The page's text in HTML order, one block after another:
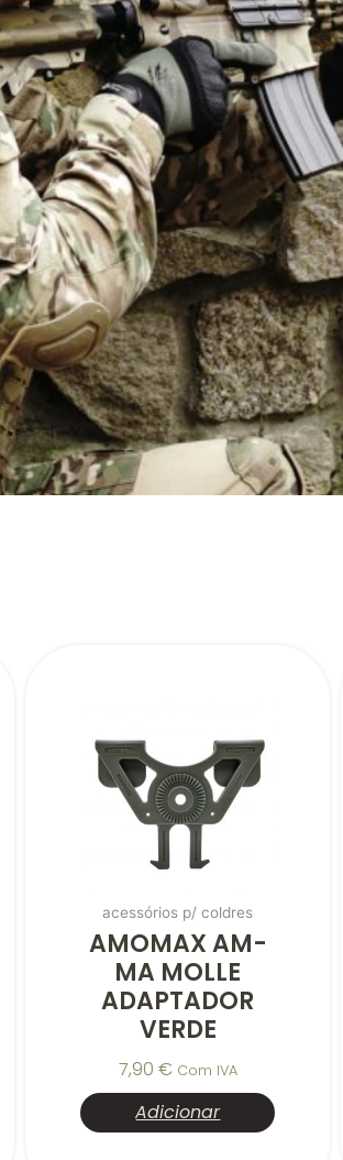
acessórios p/ coldres
AMOMAX AM-
MA MOLLE
ADAPTADOR
VERDE
7,90 € Com IVA
Adicionar